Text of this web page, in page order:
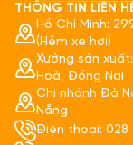
THÔNG TIN LIÊN
Hồ Chí Minh:
(Hẻm xe hơi)
Xưởng sản
Hoà, Đồng Nai
Chi nhánh Đà
Nẵng
Điện thoại: 028